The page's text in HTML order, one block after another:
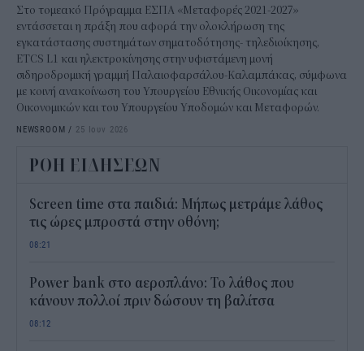
Στο τομεακό Πρόγραμμα ΕΣΠΑ «Μεταφορές 2021-2027»
εντάσσεται η πράξη που αφορά την ολοκλήρωση της
εγκατάστασης συστημάτων σηματοδότησης- τηλεδιοίκησης,
ETCS L1 και ηλεκτροκίνησης στην υφιστάμενη μονή
σιδηροδρομική γραμμή Παλαιοφαρσάλου-Καλαμπάκας, σύμφωνα
με κοινή ανακοίνωση του Υπουργείου Εθνικής Οικονομίας και
Οικονομικών και του Υπουργείου Υποδομών και Μεταφορών.
NEWSROOM / 25 Ιουν 2026
ΡΟΗ ΕΙΔΗΣΕΩΝ
Screen time στα παιδιά: Μήπως μετράμε λάθος
τις ώρες μπροστά στην οθόνη;
08:21
Power bank στο αεροπλάνο: Το λάθος που
κάνουν πολλοί πριν δώσουν τη βαλίτσα
08:12